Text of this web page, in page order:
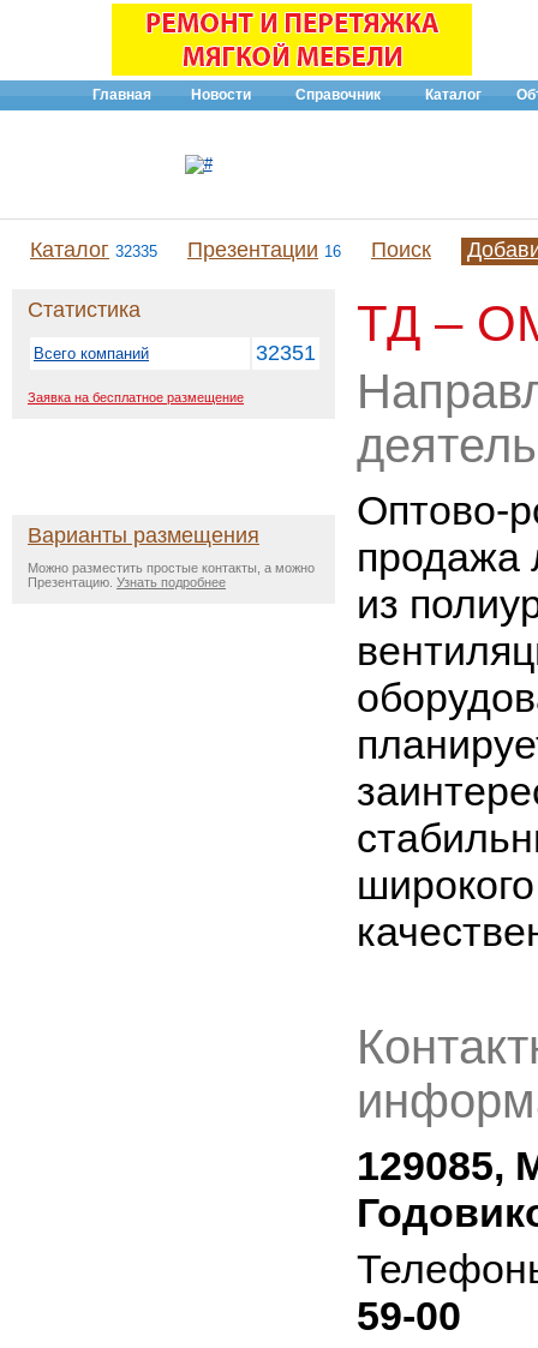
Главная Новости Справочник Каталог
Каталог 32335 Презентации 16 Поиск
Статистика
Всего компаний 32351
Заявка на бесплатное размещение
Варианты размещения
Можно разместить простые контакты, а можно
Презентацию. Узнать подробнее
ТД –
Оптово-
продажа
из
129085,
59-00